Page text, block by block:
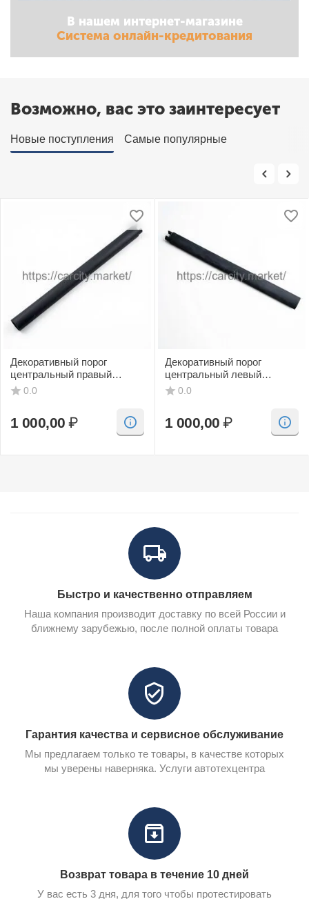
В нашем интернет-магазине
Система онлайн-кредитования
Возможно, вас это заинтересует
Новые поступления Самые популярные
Декоративный порог
центральный правый
(черный, CV) SAAB 9-3
0.0
1 000,00 ₽
Декоративный порог
центральный левый
(черный, CV) SAAB 9-3
0.0
1 000,00 ₽
Быстро и качественно отправляем
Наша компания производит доставку по всей России и
ближнему зарубежью, после полной оплаты товара
Гарантия качества и сервисное обслуживание
Мы предлагаем только те товары, в качестве которых
мы уверены наверняка. Услуги автотехцентра
Возврат товара в течение 10 дней
У вас есть 3 дня, для того чтобы протестировать